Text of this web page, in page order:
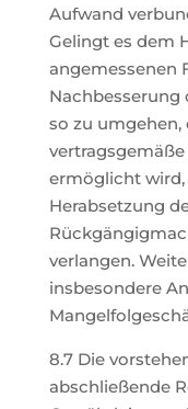
Aufwand
Gelingt es dem
angemessenen
Nachbesserung
so zu umgehen,
ermöglicht wird,
Herabsetzung
verlangen.
insbesondere
8.7 Die
abschließende